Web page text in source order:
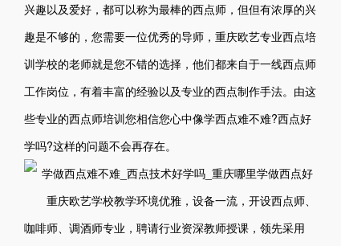
兴趣以及爱好，都可以称为最棒的西点师，但但有浓厚的兴
趣是不够的，您需要一位优秀的导师，重庆欧艺专业西点培
训学校的老师就是您不错的选择，他们都来自于一线西点师
工作岗位，有着丰富的经验以及专业的西点制作手法。由这
些专业的西点师培训您相信您心中像学西点难不难?西点好
学吗?这样的问题不会再存在。
重庆欧艺学校教学环境优雅，设备一流，开设西点师、
咖啡师、调酒师专业，聘请行业资深教师授课，领先采用